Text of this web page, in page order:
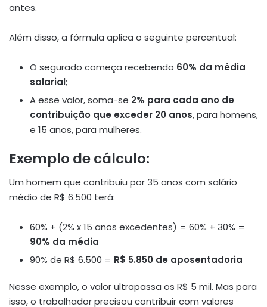
antes.
Além disso, a fórmula aplica o seguinte percentual:
O segurado começa recebendo 60% da média
salarial;
A esse valor, soma-se 2% para cada ano de
contribuição que exceder 20 anos, para homens,
e 15 anos, para mulheres.
Exemplo de cálculo:
Um homem que contribuiu por 35 anos com salário
médio de R$ 6.500 terá:
60% + (2% x 15 anos excedentes) = 60% + 30% =
90% da média
90% de R$ 6.500 = R$ 5.850 de aposentadoria
Nesse exemplo, o valor ultrapassa os R$ 5 mil. Mas para
isso, o trabalhador precisou contribuir com valores